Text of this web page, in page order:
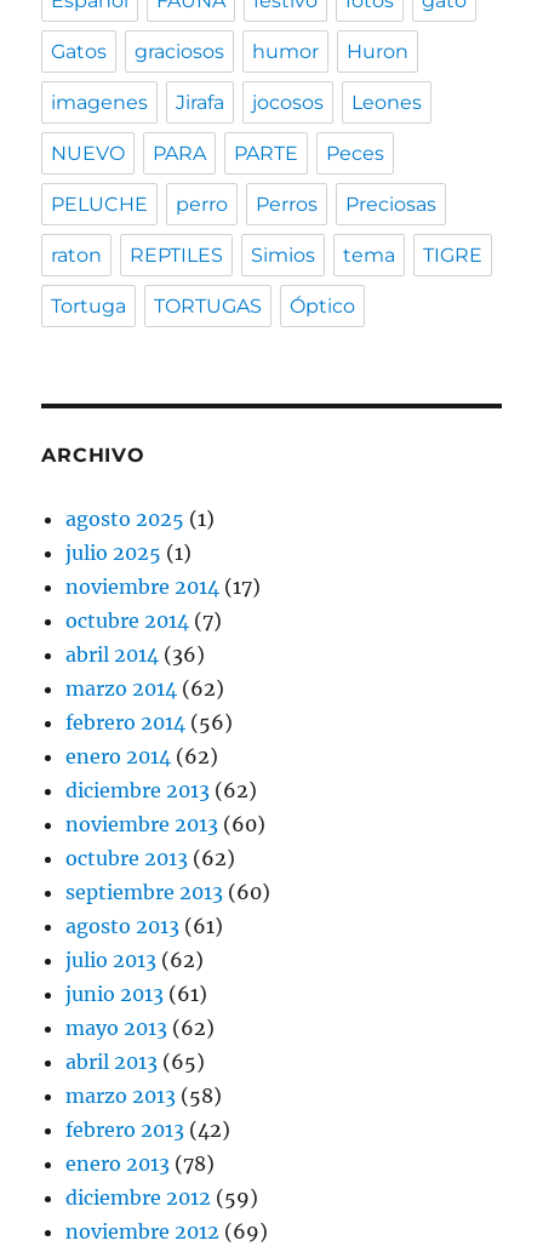
Gatos graciosos humor Huron
imagenes Jirafa jocosos Leones
NUEVO PARA PARTE Peces
PELUCHE perro Perros Preciosas
raton REPTILES Simios tema TIGRE
Tortuga TORTUGAS Óptico
ARCHIVO
agosto 2025 (1)
julio 2025 (1)
noviembre 2014 (17)
octubre 2014 (7)
abril 2014 (36)
marzo 2014 (62)
febrero 2014 (56)
enero 2014 (62)
diciembre 2013 (62)
noviembre 2013 (60)
octubre 2013 (62)
septiembre 2013 (60)
agosto 2013 (61)
julio 2013 (62)
junio 2013 (61)
mayo 2013 (62)
abril 2013 (65)
marzo 2013 (58)
febrero 2013 (42)
enero 2013 (78)
diciembre 2012 (59)
noviembre 2012 (69)